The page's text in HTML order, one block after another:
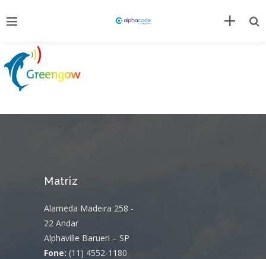
Matriz
Alameda Madeira 258 -
22 Andar
Alphaville Barueri – SP
Fone: (11) 4552-1180